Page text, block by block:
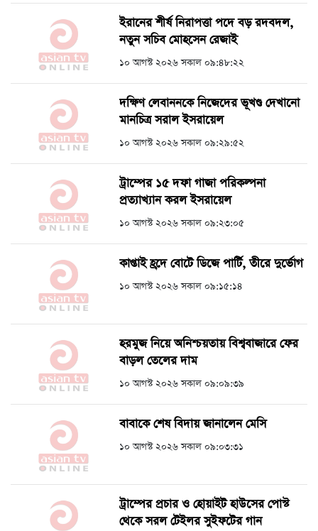
ইরানের শীর্ষ নিরাপত্তা পদে বড় রদবদল,
নতুন সচিব মোহসেন রেজাই
১০ আগস্ট ২০২৬ সকাল ০৯:৪৮:২২
দক্ষিণ লেবাননকে নিজেদের ভূখণ্ড দেখানো
মানচিত্র সরাল ইসরায়েল
১০ আগস্ট ২০২৬ সকাল ০৯:২৯:৫২
ট্রাম্পের ১৫ দফা গাজা পরিকল্পনা
প্রত্যাখ্যান করল ইসরায়েল
১০ আগস্ট ২০২৬ সকাল ০৯:২৩:০৫
কাপ্তাই হ্রদে বোটে ডিজে পার্টি, তীরে দুর্ভোগ
১০ আগস্ট ২০২৬ সকাল ০৯:১৫:১৪
হরমুজ নিয়ে অনিশ্চয়তায় বিশ্ববাজারে ফের
বাড়ল তেলের দাম
১০ আগস্ট ২০২৬ সকাল ০৯:০৯:৩৯
বাবাকে শেষ বিদায় জানালেন মেসি
১০ আগস্ট ২০২৬ সকাল ০৯:০৩:৩১
ট্রাম্পের প্রচার ও হোয়াইট হাউসের পোস্ট
থেকে সরল টেইলর সুইফটের গান